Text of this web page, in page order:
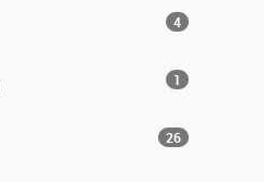
4
1
26